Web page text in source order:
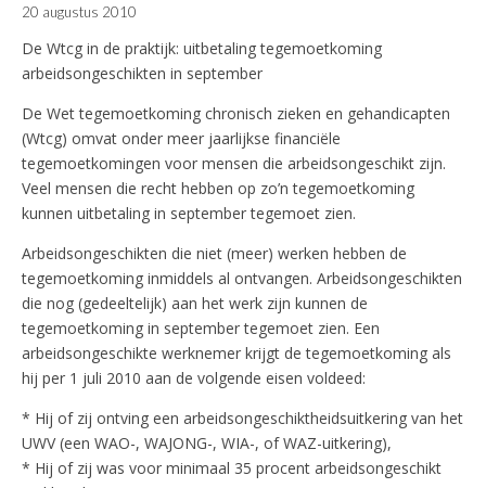
20 augustus 2010
De Wtcg in de praktijk: uitbetaling tegemoetkoming
arbeidsongeschikten in september
De Wet tegemoetkoming chronisch zieken en gehandicapten
(Wtcg) omvat onder meer jaarlijkse financiële
tegemoetkomingen voor mensen die arbeidsongeschikt zijn.
Veel mensen die recht hebben op zo’n tegemoetkoming
kunnen uitbetaling in september tegemoet zien.
Arbeidsongeschikten die niet (meer) werken hebben de
tegemoetkoming inmiddels al ontvangen. Arbeidsongeschikten
die nog (gedeeltelijk) aan het werk zijn kunnen de
tegemoetkoming in september tegemoet zien. Een
arbeidsongeschikte werknemer krijgt de tegemoetkoming als
hij per 1 juli 2010 aan de volgende eisen voldeed:
* Hij of zij ontving een arbeidsongeschiktheidsuitkering van het
UWV (een WAO-, WAJONG-, WIA-, of WAZ-uitkering),
* Hij of zij was voor minimaal 35 procent arbeidsongeschikt